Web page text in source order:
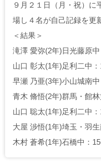
９月２１日（月・祝）に
場し４名が自己記録を更
＜結果＞
滝澤 愛弥(2年)日光藤原中
山口 彰太(1年)足利二中：
早瀬 乃亜(3年)小山城南
青木 脩悟(2年)群馬・館
山口 聡太(1年)足利二中：
大屋 渉悟(1年)埼玉・羽
木村 蒼希(1年)石橋中：